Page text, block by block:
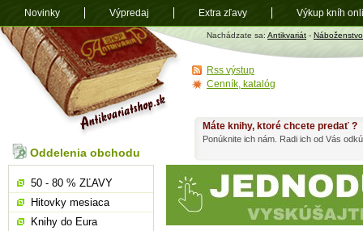
Antikvariát
shop.sk
Nachádzate sa: Antikvariát - Náboženstvo
Máte knihy, ktoré chcete predať ?
Ponúknite ich nám. Radi ich od Vás
Oddelenia obchodu
50 - 80 % ZĽAVY
Hitovky mesiaca
Knihy do Eura
Rss výstup
Cenník, katalóg
Novinky Výpredaj Extra zľavy Výkup kníh